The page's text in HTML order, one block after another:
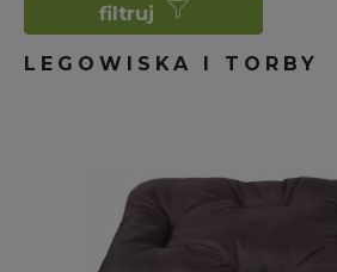
filtruj
LEGOWISKA I TORBY